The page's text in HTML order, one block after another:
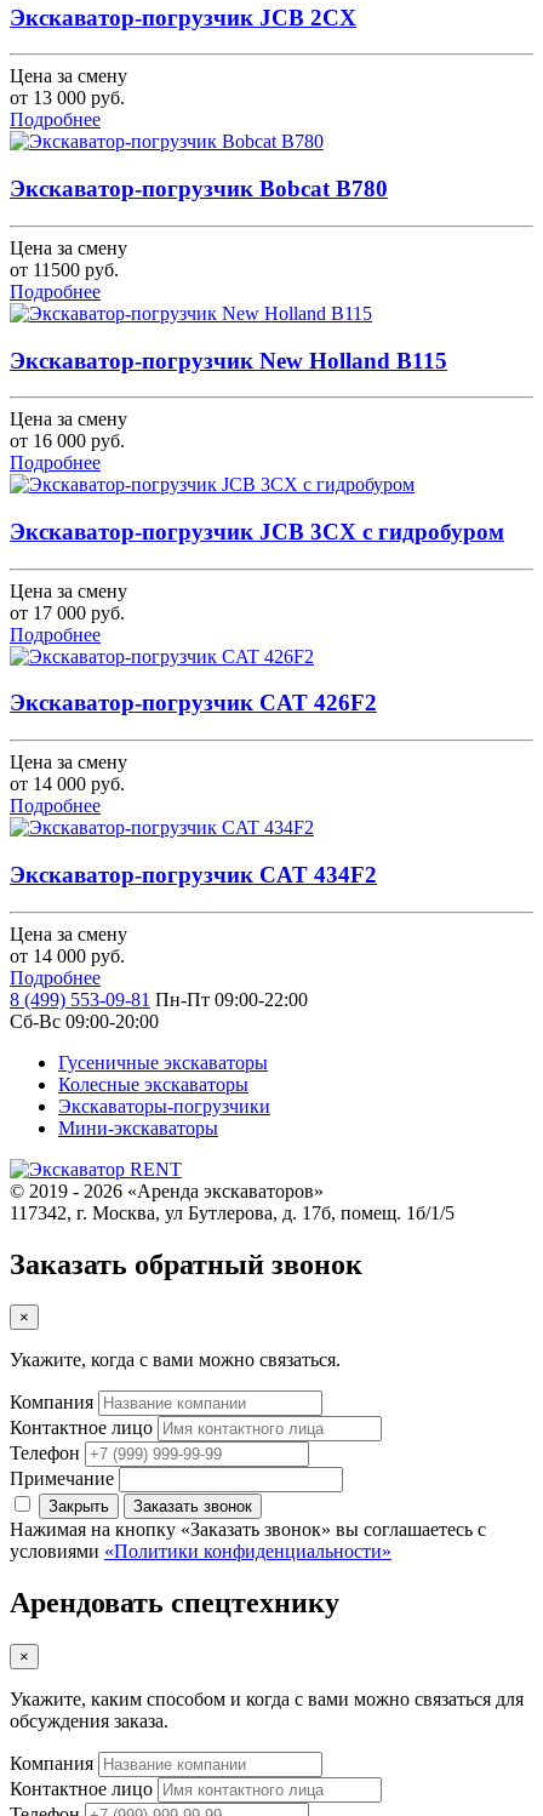
Экскаватор-погрузчик JCB 2CX
Цена за смену
от 13 000 руб.
Подробнее
Экскаватор-погрузчик Bobcat B780
Цена за смену
от 11500 руб.
Подробнее
Экскаватор-погрузчик New Holland B115
Цена за смену
от 16 000 руб.
Подробнее
Экскаватор-погрузчик JCB 3CX с гидробуром
Цена за смену
от 17 000 руб.
Подробнее
Экскаватор-погрузчик CAT 426F2
Цена за смену
от 14 000 руб.
Подробнее
Экскаватор-погрузчик CAT 434F2
Цена за смену
от 14 000 руб.
Подробнее
8 (499) 553-09-81 Пн-Пт 09:00-22:00
Сб-Вс 09:00-20:00
Гусеничные экскаваторы
Колесные экскаваторы
Экскаваторы-погрузчики
Мини-экскаваторы
© 2019 - 2026 «Аренда экскаваторов»
117342, г. Москва, ул Бутлерова, д. 17б, помещ. 1б/1/5
Заказать обратный звонок
×
Укажите, когда с вами можно связаться.
Компания
Контактное лицо
Телефон
Примечание
Закрыть Заказать звонок
Нажимая на кнопку «Заказать звонок» вы соглашаетесь с
условиями «Политики конфиденциальности»
Арендовать спецтехнику
×
Укажите, каким способом и когда с вами можно связаться для
обсуждения заказа.
Компания
Контактное лицо